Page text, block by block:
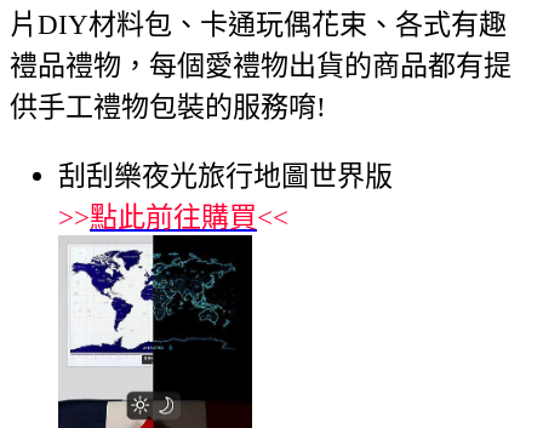
片DIY材料包、卡通玩偶花束、各式有趣
禮品禮物，每個愛禮物出貨的商品都有提
供手工禮物包裝的服務唷!
刮刮樂夜光旅行地圖世界版
>>點此前往購買<<